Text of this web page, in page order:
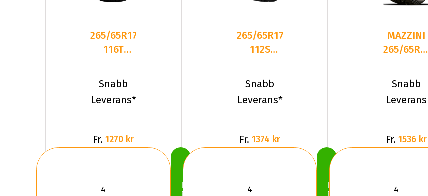
265/65R17
116T
XL
Dubbat
2023
Snabb
Leverans*
Fr. 1270 kr
Köp
265/65R17
112S
SNOW-H
MWH02
Dubb
Snabb
Leverans*
Fr. 1374 kr
Köp
MAZZINI
265/65R17
LEOPARD
SUV
Snabb
Leverans
Fr. 1536 kr